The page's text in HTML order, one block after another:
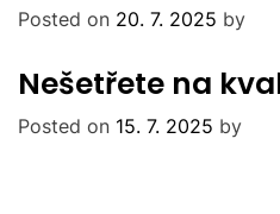
Posted on 20. 7. 2025 by
Nešetřete na
Posted on 15. 7. 2025 by